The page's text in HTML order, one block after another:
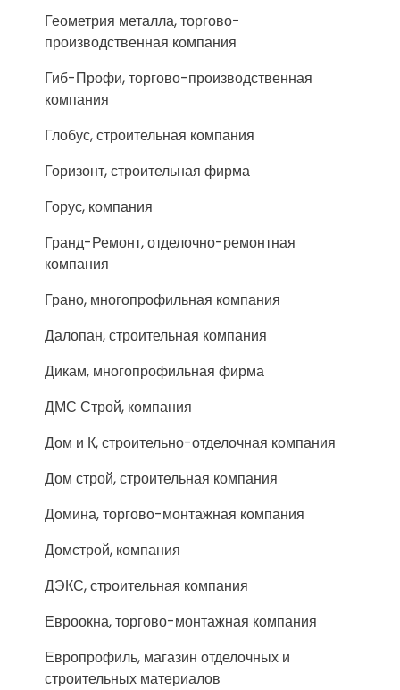
Геометрия металла, торгово-
производственная компания
Гиб-Профи, торгово-производственная
компания
Глобус, строительная компания
Горизонт, строительная фирма
Горус, компания
Гранд-Ремонт, отделочно-ремонтная
компания
Грано, многопрофильная компания
Далопан, строительная компания
Дикам, многопрофильная фирма
ДМС Строй, компания
Дом и К, строительно-отделочная компания
Дом строй, строительная компания
Домина, торгово-монтажная компания
Домстрой, компания
ДЭКС, строительная компания
Евроокна, торгово-монтажная компания
Европрофиль, магазин отделочных и
строительных материалов